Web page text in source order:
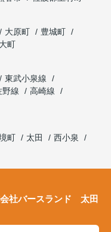
大原町
豊城町
町
東武小泉線
野線
高崎線
町 太田
西小泉
社バースランド 太田